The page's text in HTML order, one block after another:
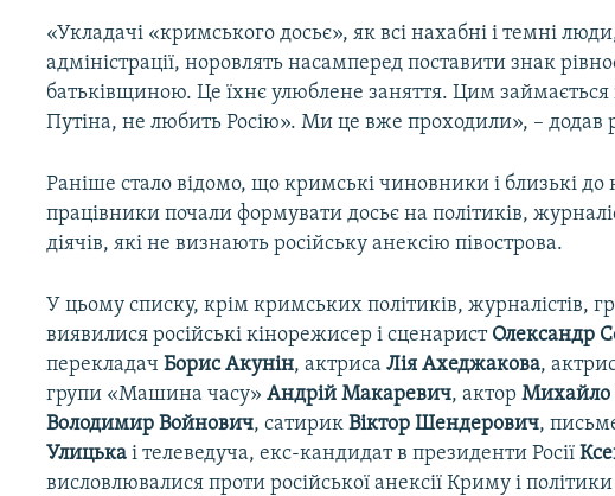
«Укладачі «кримського досьє», як всі нахабні і темні
адміністрації, норовлять насамперед поставити знак
батьківщиною. Це їхнє улюблене заняття. Цим займається
Путіна, не любить Росію». Ми це вже проходили», – додав
Раніше стало відомо, що кримські чиновники і близькі до
працівники почали формувати досьє на політиків,
діячів, які не визнають російську анексію півострова.
У цьому списку, крім кримських політиків, журналістів,
виявилися російські кінорежисер і сценарист Олександр
перекладачБорис Акунін, актрисаЛія Ахеджакова,
групи «Машина часу»Андрій Макаревич, акторМихайло
Володимир Войнович, сатирикВіктор Шендерович,
Улицька і телеведуча, екс-кандидат в президенти Росії
висловлювалися проти російської анексії Криму і